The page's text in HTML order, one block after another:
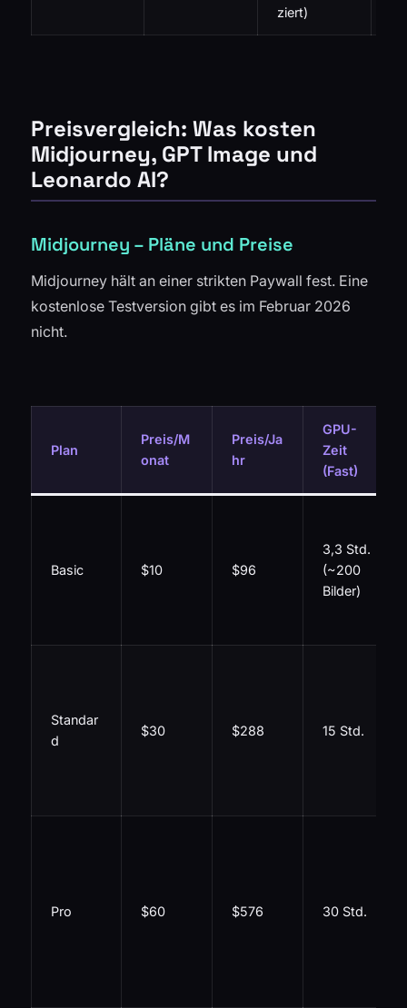
ziert)
Preisvergleich: Was kosten
Midjourney, GPT Image und
Leonardo AI?
Midjourney – Pläne und Preise
Midjourney hält an einer strikten Paywall fest. Eine
kostenlose Testversion gibt es im Februar 2026
nicht.
Plan
Preis/M
onat
Preis/Ja
hr
GPU-
Zeit
(Fast)
Basic $10 $96
3,3 Std.
(~200
Bilder)
Standar
d
$30 $288 15 Std.
Pro $60 $576 30 Std.